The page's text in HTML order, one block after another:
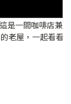
是一間咖啡店兼
老屋，一起看看